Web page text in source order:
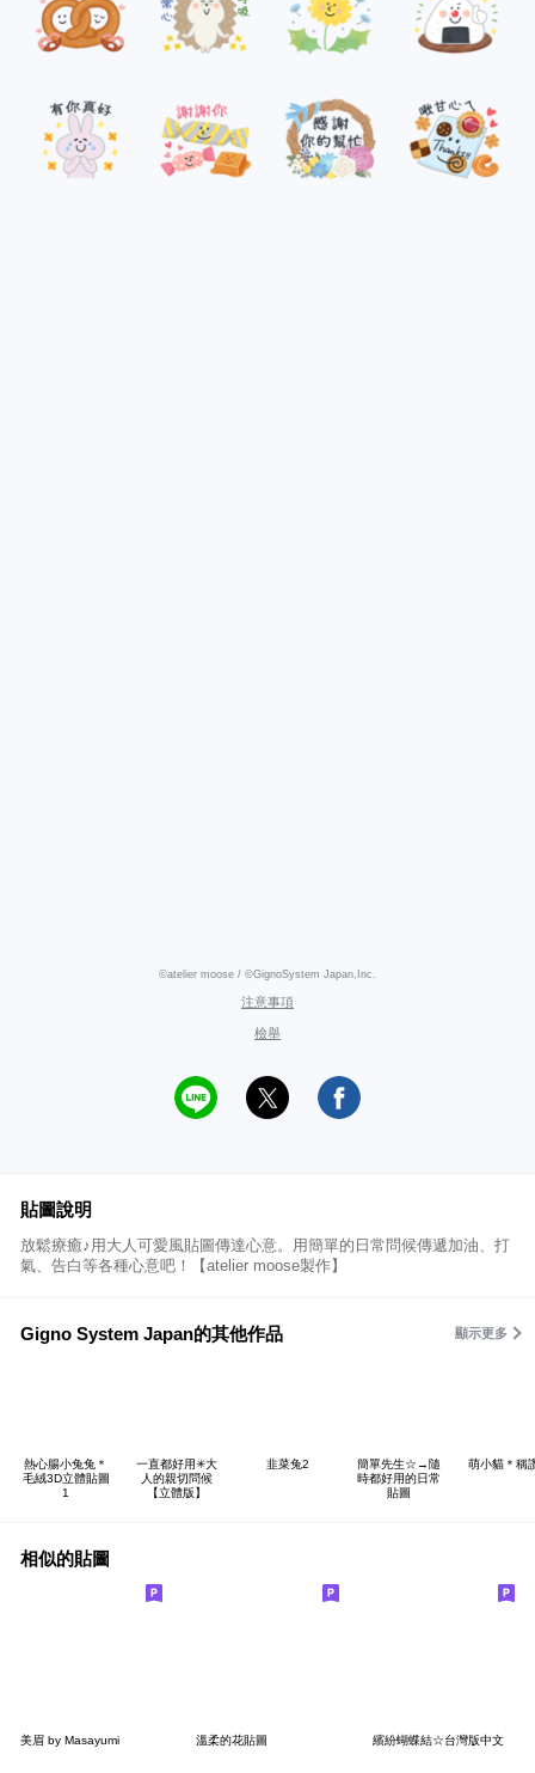
©atelier moose / ©GignoSystem Japan,Inc.
注意事項
檢舉
貼圖說明
放鬆療癒♪用大人可愛風貼圖傳達心意。用簡單的日常問候傳遞加油、打
氣、告白等各種心意吧！【atelier moose製作】
Gigno System Japan的其他作品 顯示更多
熱心腸小兔兔＊
毛絨3D立體貼圖
1
一直都好用✳大
人的親切問候
【立體版】
韭菜兔2
簡單先生☆→隨
時都好用的日常
貼圖
萌小貓＊稱
相似的貼圖
美眉 by Masayumi 溫柔的花貼圖 繽紛蝴蝶結☆台灣版中文